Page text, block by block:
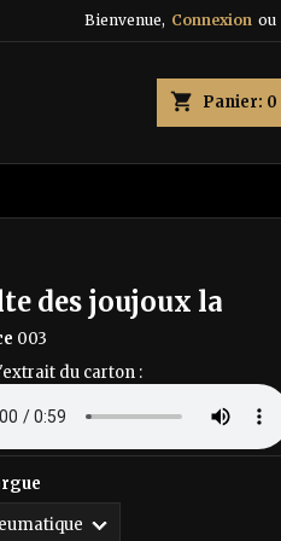
Bienvenue, Connexion ou
shopping_cart Panier: 0
des joujoux la
003
du carton :